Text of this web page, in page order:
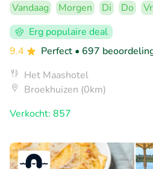
Vandaag Morgen Di Do
Vr
Erg populaire deal
9.4
Perfect • 697
Het Maashotel
Broekhuizen (0km)
Verkocht: 857